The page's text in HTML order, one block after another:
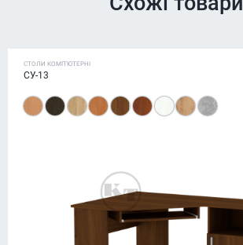
СТОЛИ КОМП'ЮТЕРНІ
СУ-13